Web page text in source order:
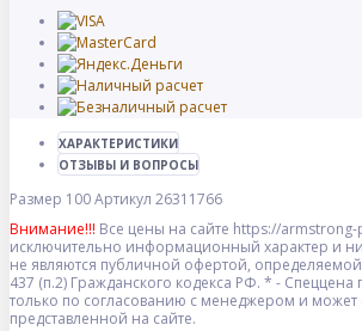
ХАРАКТЕРИСТИКИ
ОТЗЫВЫ И ВОПРОСЫ
Размер 100Артикул 26311766
Внимание!!! Все цены на сайте https://
исключительно информационный характер и
не являются публичной офертой,
437 (п.2) Гражданского кодекса РФ. * - Спеццена
только по согласованию с менеджером и может
представленной на сайте.